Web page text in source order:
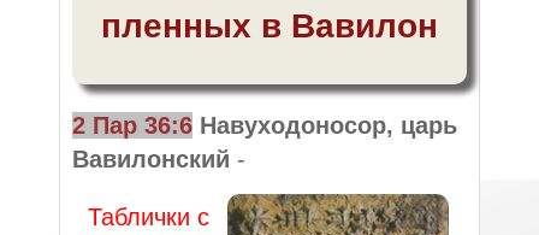
пленных в Вавилон
2 Пар 36:6 Навуходоносор, царь
Вавилонский -
Таблички с